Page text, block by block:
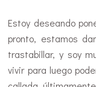
Estoy deseando
pronto, estamos
trastabillar, y soy
vivir para luego